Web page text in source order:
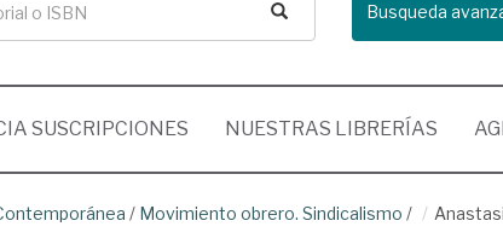
Busqueda
SUSCRIPCIONES NUESTRAS LIBRERÍAS
/ Movimiento obrero. Sindicalismo /